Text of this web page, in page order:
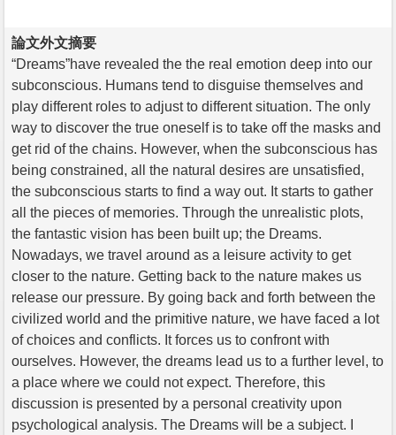
論文外文摘要
“Dreams”have revealed the the real emotion deep into our
subconscious. Humans tend to disguise themselves and
play different roles to adjust to different situation. The only
way to discover the true oneself is to take off the masks and
get rid of the chains. However, when the subconscious has
being constrained, all the natural desires are unsatisfied,
the subconscious starts to find a way out. It starts to gather
all the pieces of memories. Through the unrealistic plots,
the fantastic vision has been built up; the Dreams.
Nowadays, we travel around as a leisure activity to get
closer to the nature. Getting back to the nature makes us
release our pressure. By going back and forth between the
civilized world and the primitive nature, we have faced a lot
of choices and conflicts. It forces us to confront with
ourselves. However, the dreams lead us to a further level, to
a place where we could not expect. Therefore, this
discussion is presented by a personal creativity upon
psychological analysis. The Dreams will be a subject. I